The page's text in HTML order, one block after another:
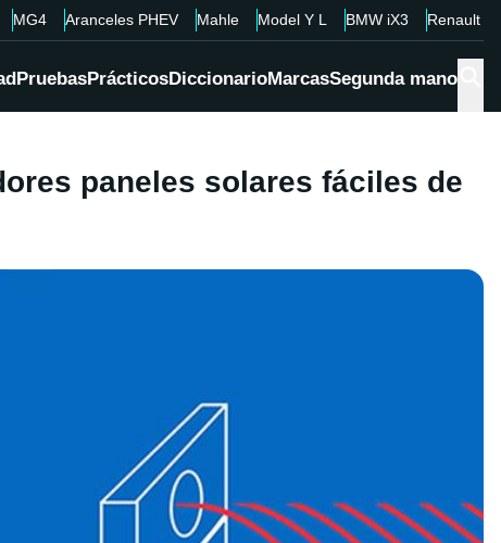
MG4 Aranceles PHEV Mahle Model Y L BMW iX3 Renault
PruebasPrácticosDiccionarioMarcasSegunda mano
paneles solares fáciles de